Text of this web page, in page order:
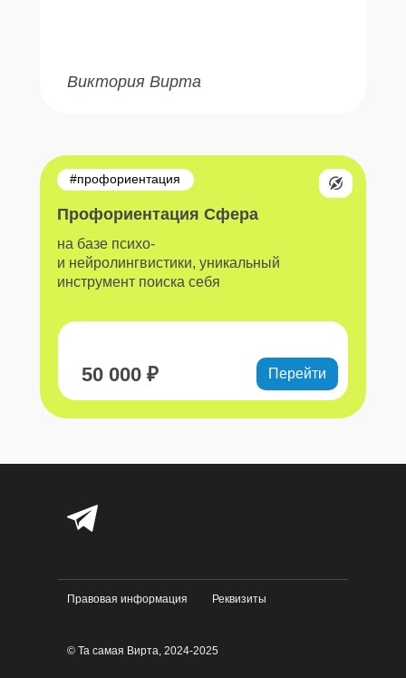
Виктория Вирта
Профориентация Сфера
Перейти
на базе психо-
и нейролингвистики, уникальный
инструмент поиска себя
#профориентация
50 000 ₽
Правовая информация Реквизиты
© Та самая Вирта, 2024-2025